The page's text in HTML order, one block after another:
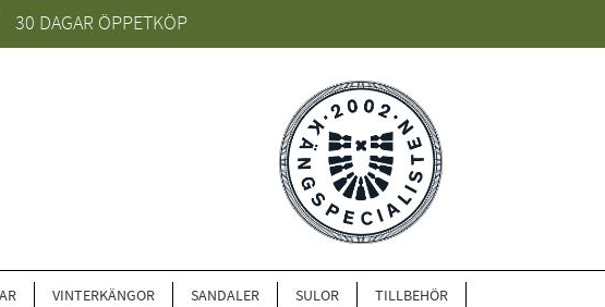
30 DAGAR ÖPPETKÖP
VINTERKÄNGOR SANDALER SULOR TILLBEHÖR